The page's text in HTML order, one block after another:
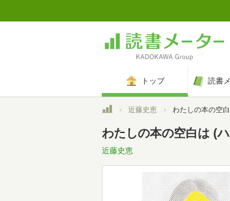
トップ 読書
トップ近藤史恵 わたしの本の空
わたしの本の空白は (
近藤史恵